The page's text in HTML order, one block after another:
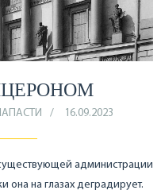
16.09.2023
администрации
она на глазах деградирует.